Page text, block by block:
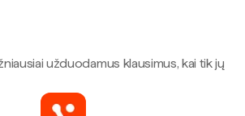
užduodamus klausimus, kai tik jų